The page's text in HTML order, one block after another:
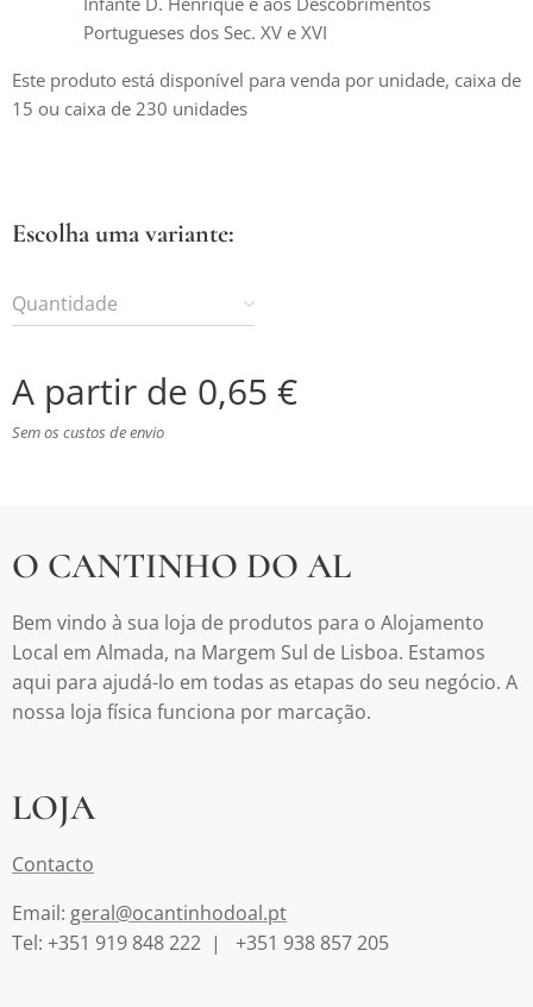
Portugueses dos Sec. XV e XVI
Este produto está disponível para venda por unidade, caixa de
15 ou caixa de 230 unidades
Escolha uma variante:
Quantidade
A partir de 0,65 €
Sem os custos de envio
O CANTINHO DO AL
Bem vindo à sua loja de produtos para o Alojamento
Local em Almada, na Margem Sul de Lisboa. Estamos
aqui para ajudá-lo em todas as etapas do seu negócio. A
nossa loja física funciona por marcação.
LOJA
Contacto
Email: geral@ocantinhodoal.pt
Tel: +351 919 848 222 | +351 938 857 205